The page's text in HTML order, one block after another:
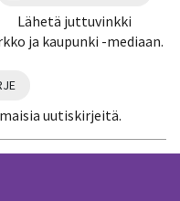
Lähetä juttuvinkki
ja kaupunki -mediaan.
uutiskirjeitä.